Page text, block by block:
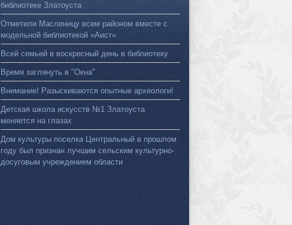
библиотеке Златоуста
Отметили Масленицу всем районом вместе с
модельной библиотекой «Аист»
Всей семьей в воскресный день в библиотеку
Время заглянуть в "Окна"
Внимание! Разыскиваются опытные археологи!
Детская школа искусств №1 Златоуста
меняется на глазах
Дом культуры поселка Центральный в прошлом
году был признан лучшим сельским культурно-
досуговым учреждением области